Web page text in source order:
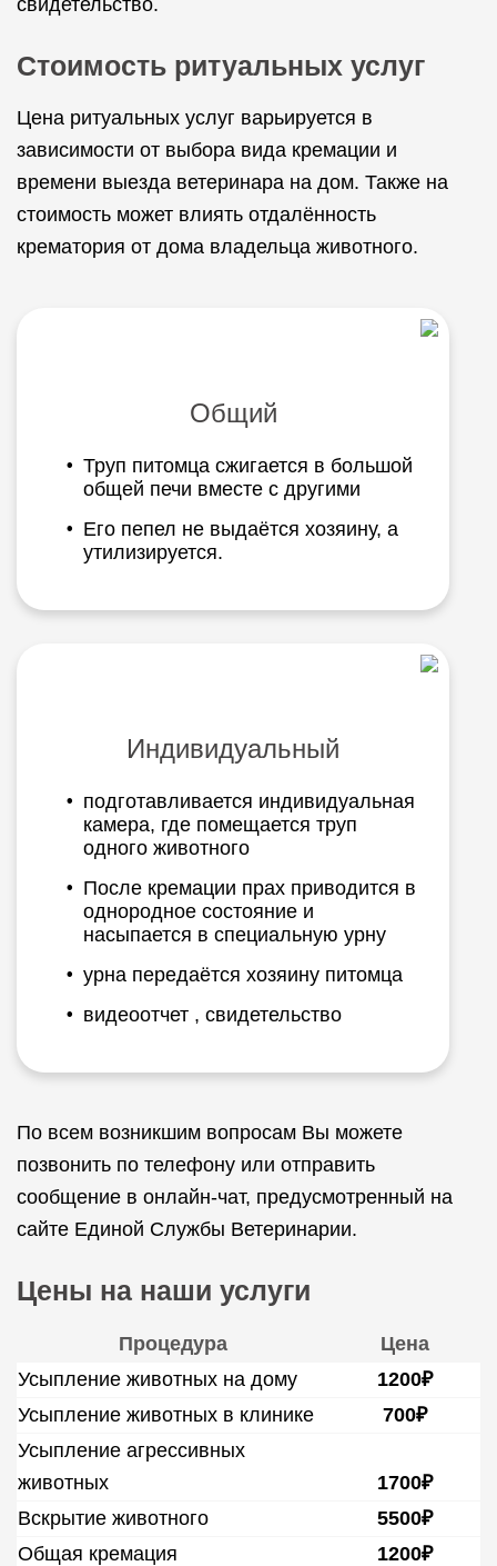
свидетельство.
Стоимость ритуальных услуг
Цена ритуальных услуг варьируется в
зависимости от выбора вида кремации и
времени выезда ветеринара на дом. Также на
стоимость может влиять отдалённость
крематория от дома владельца животного.
Общий
Труп питомца сжигается в большой
общей печи вместе с другими
Его пепел не выдаётся хозяину, а
утилизируется.
Индивидуальный
подготавливается индивидуальная
камера, где помещается труп
одного животного
После кремации прах приводится в
однородное состояние и
насыпается в специальную урну
урна передаётся хозяину питомца
видеоотчет , свидетельство
По всем возникшим вопросам Вы можете
позвонить по телефону или отправить
сообщение в онлайн-чат, предусмотренный на
сайте Единой Службы Ветеринарии.
Цены на наши услуги
Процедура
Цена
Усыпление животных на дому
1200₽
Усыпление животных в клинике
700₽
Усыпление агрессивных
животных
1700₽
Вскрытие животного
5500₽
Общая кремация
1200₽